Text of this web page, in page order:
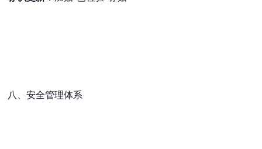
八、安全管理体系